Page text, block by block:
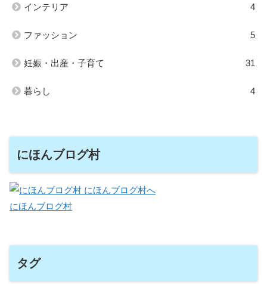
インテリア 4
ファッション 5
妊娠・出産・子育て 31
暮らし 4
にほんブログ村
にほんブログ村
タグ